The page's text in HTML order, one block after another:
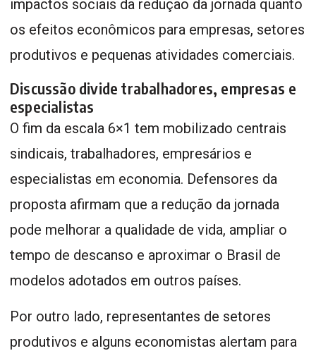
impactos sociais da redução da jornada quanto
os efeitos econômicos para empresas, setores
produtivos e pequenas atividades comerciais.
Discussão divide trabalhadores, empresas e
especialistas
O fim da escala 6×1 tem mobilizado centrais
sindicais, trabalhadores, empresários e
especialistas em economia. Defensores da
proposta afirmam que a redução da jornada
pode melhorar a qualidade de vida, ampliar o
tempo de descanso e aproximar o Brasil de
modelos adotados em outros países.
Por outro lado, representantes de setores
produtivos e alguns economistas alertam para